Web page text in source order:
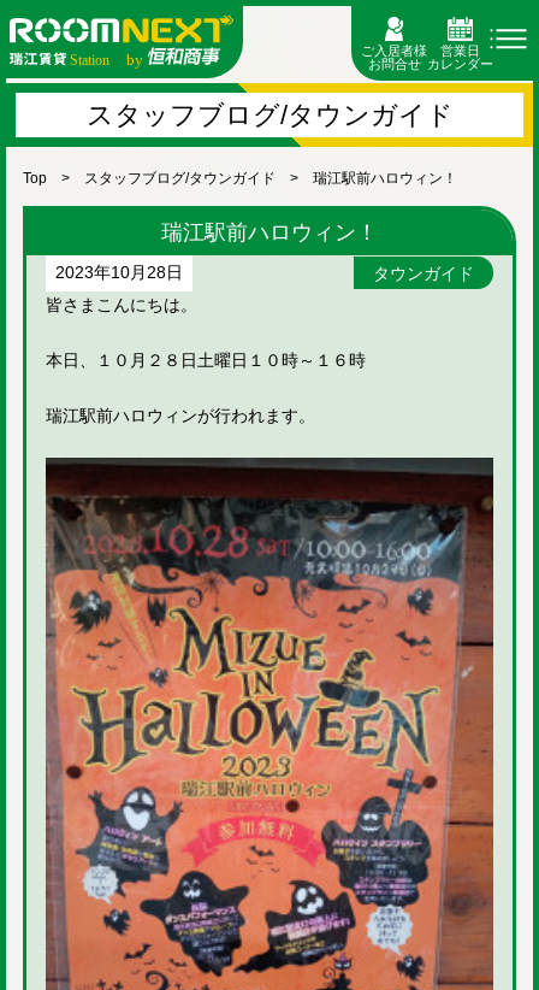
ご入居者様
お問合せ
営業日
カレンダー
スタッフブログ/タウンガイド
Top スタッフブログ/タウンガイド 瑞江駅前ハロウィン！
瑞江駅前ハロウィン！
2023年10月28日
タウンガイド
皆さまこんにちは。
本日、１０月２８日土曜日１０時～１６時
瑞江駅前ハロウィンが行われます。